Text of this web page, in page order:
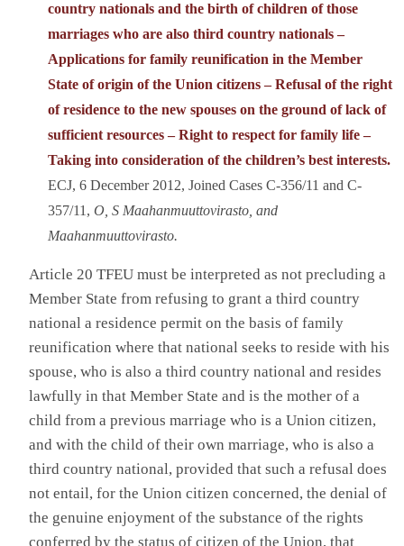
country nationals and the birth of children of those
marriages who are also third country nationals –
Applications for family reunification in the Member
State of origin of the Union citizens – Refusal of the right
of residence to the new spouses on the ground of lack of
sufficient resources – Right to respect for family life –
Taking into consideration of the children’s best interests.
ECJ, 6 December 2012, Joined Cases C-356/11 and C-
357/11, O, S Maahanmuuttovirasto, and
Maahanmuuttovirasto.
Article 20 TFEU must be interpreted as not precluding a
Member State from refusing to grant a third country
national a residence permit on the basis of family
reunification where that national seeks to reside with his
spouse, who is also a third country national and resides
lawfully in that Member State and is the mother of a
child from a previous marriage who is a Union citizen,
and with the child of their own marriage, who is also a
third country national, provided that such a refusal does
not entail, for the Union citizen concerned, the denial of
the genuine enjoyment of the substance of the rights
conferred by the status of citizen of the Union, that